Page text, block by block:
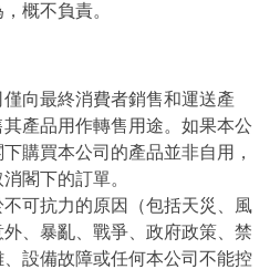
概不負責。
向最終消費者銷售和運送產
產品用作轉售用途。如果本公
購買本公司的產品並非自用，
閣下的訂單。
可抗力的原因（包括天災、風
、暴亂、戰爭、政府政策、禁
設備故障或任何本公司不能控